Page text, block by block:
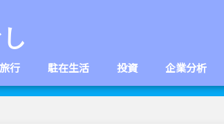
旅行 駐在生活 投資 企業分析